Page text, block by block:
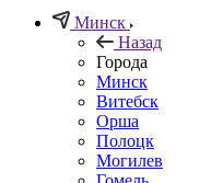
Минск
Назад
Города
Минск
Витебск
Орша
Полоцк
Могилев